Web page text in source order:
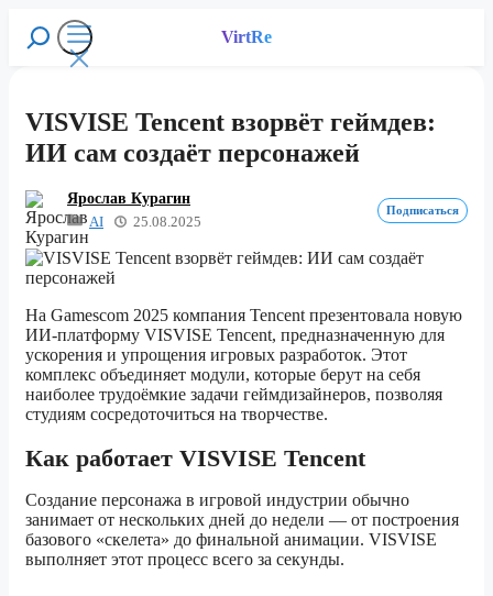
Перейти
содержимому
VirtRe
Меню
Поиск
VISVISE Tencent взорвёт геймдев:
ИИ сам создаёт персонажей
Ярослав Курагин
AI
25.08.2025
Подписаться
На Gamescom 2025 компания Tencent презентовала новую
ИИ-платформу VISVISE Tencent, предназначенную для
ускорения и упрощения игровых разработок. Этот
комплекс объединяет модули, которые берут на себя
наиболее трудоёмкие задачи геймдизайнеров, позволяя
студиям сосредоточиться на творчестве.
Как работает VISVISE Tencent
Создание персонажа в игровой индустрии обычно
занимает от нескольких дней до недели — от построения
базового «скелета» до финальной анимации. VISVISE
выполняет этот процесс всего за секунды.